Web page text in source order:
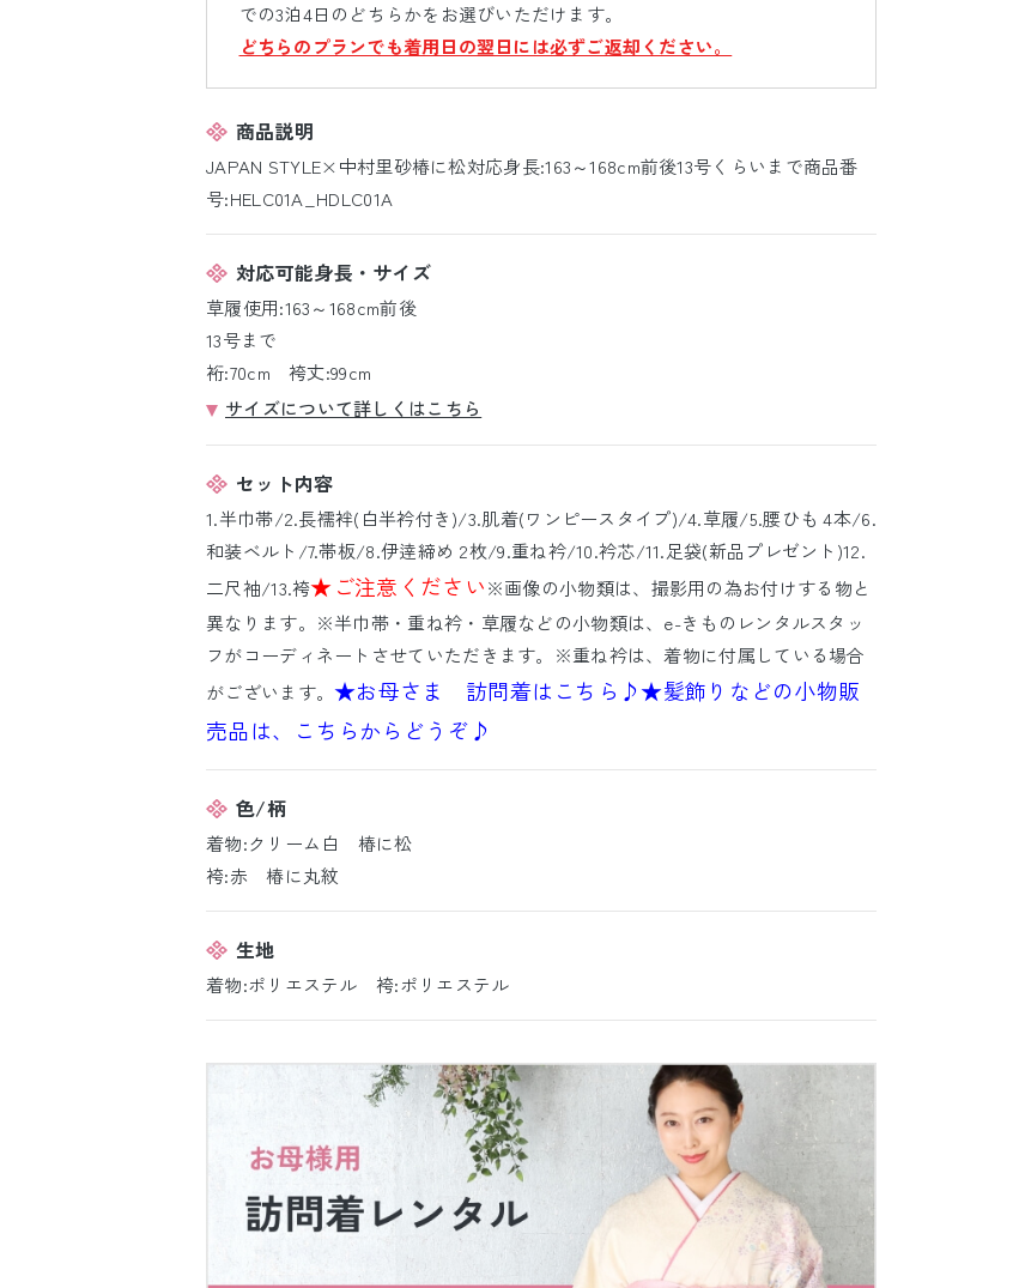
での3泊4日のどちらかをお選びいただけます。
どちらのプランでも着用日の翌日には必ずご返却ください。
商品説明
JAPAN STYLE×中村里砂椿に松対応身長:163～168cm前後13号くらいまで商品番
号:HELC01A_HDLC01A
対応可能身長・サイズ
草履使用:163～168cm前後
13号まで
裄:70cm 袴丈:99cm
サイズについて詳しくはこちら
セット内容
1.半巾帯/2.長襦袢(白半衿付き)/3.肌着(ワンピースタイプ)/4.草履/5.腰ひも 4本/6.
和装ベルト/7.帯板/8.伊逹締め 2枚/9.重ね衿/10.衿芯/11.足袋(新品プレゼント)12.
二尺袖/13.袴★ご注意ください※画像の小物類は、撮影用の為お付けする物と
異なります。※半巾帯・重ね衿・草履などの小物類は、e-きものレンタルスタッ
フがコーディネートさせていただきます。※重ね衿は、着物に付属している場合
がございます。★お母さま 訪問着はこちら♪★髪飾りなどの小物販
売品は、こちらからどうぞ♪
色/柄
着物:クリーム白 椿に松
袴:赤 椿に丸紋
生地
着物:ポリエステル 袴:ポリエステル